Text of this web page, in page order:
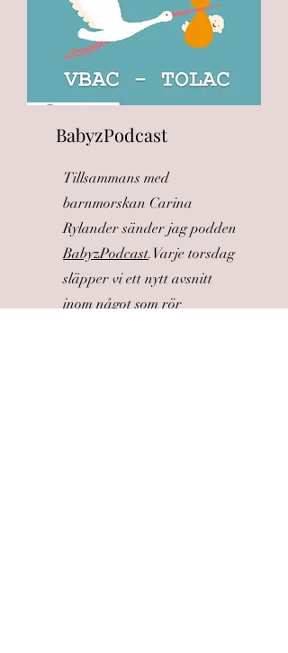
BabyzPodcast
Tillsammans med
barnmorskan Carina
Rylander sänder jag podden
BabyzPodcast.Varje torsdag
släpper vi ett nytt avsnitt
inom något som rör